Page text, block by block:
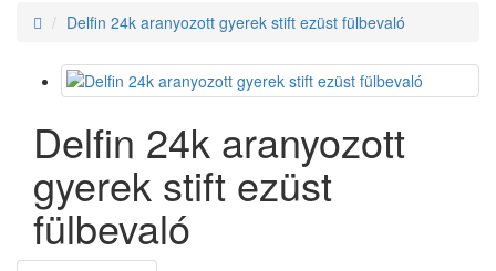
Delfin 24k aranyozott gyerek stift ezüst fülbevaló
Delfin 24k aranyozott
gyerek stift ezüst
fülbevaló